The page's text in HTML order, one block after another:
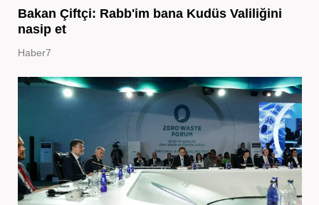
Bakan Çiftçi: Rabb'im bana Kudüs Valiliğini
nasip et
Haber7